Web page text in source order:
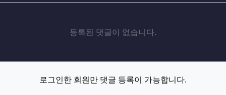
등록된 댓글이 없습니다.
로그인한 회원만 댓글 등록이 가능합니다.